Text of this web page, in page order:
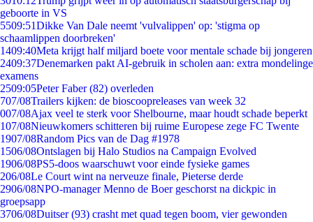
geboorte in VS
5509:51Dikke Van Dale neemt 'vulvalippen' op: 'stigma op
schaamlippen doorbreken'
1409:40Meta krijgt half miljard boete voor mentale schade bij jongeren
2409:37Denemarken pakt AI-gebruik in scholen aan: extra mondelinge
examens
2509:05Peter Faber (82) overleden
707/08Trailers kijken: de bioscoopreleases van week 32
007/08Ajax veel te sterk voor Shelbourne, maar houdt schade beperkt
107/08Nieuwkomers schitteren bij ruime Europese zege FC Twente
1907/08Random Pics van de Dag #1978
1506/08Ontslagen bij Halo Studios na Campaign Evolved
1906/08PS5-doos waarschuwt voor einde fysieke games
206/08Le Court wint na nerveuze finale, Pieterse derde
2906/08NPO-manager Menno de Boer geschorst na dickpic in
groepsapp
3706/08Duitser (93) crasht met quad tegen boom, vier gewonden